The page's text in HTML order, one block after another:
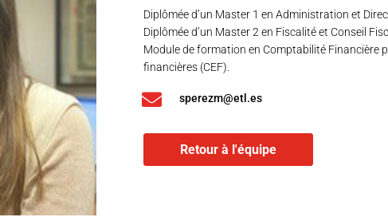
Diplômée d’un Master 1 en Administration et
Diplômée d’un Master 2 en Fiscalité et Conseil
Module de formation en Comptabilité Financière
financières (CEF).
 sperezm@etl.es
Retour à l'équipe